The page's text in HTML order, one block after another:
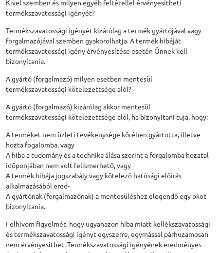
Kivel szemben és milyen egyéb feltétellel érvényesítheti
termékszavatossági igényét?
Termékszavatossági igényét kizárólag a termék gyártójával vagy
forgalmazójával szemben gyakorolhatja. A termék hibáját
termékszavatossági igény érvényesítése esetén Önnek kell
bizonyítania.
A gyártó (forgalmazó) milyen esetben mentesül
termékszavatossági kötelezettsége alól?
A gyártó (forgalmazó) kizárólag akkor mentesül
termékszavatossági kötelezettsége alól, ha bizonyítani tuja, hogy:
A terméket nem üzleti tevékenysége körében gyártotta, illetve
hozta fogalomba, vagy
A hiba a tudomány és a technika álása szerint a forgalomba hozatal
időponjában nem volt felismerhető, vagy
A termék hibája jogszabály vagy kötelező hatósági előírás
alkalmazásából ered-
A gyártónak (forgalmazónak) a mentesüléshez elegendő egy okot
bizonyítania.
Felhívom figyelmét, hogy ugyanazon hiba miatt kellékszavatossági
és termékszavatossági igényt egyszerre, egymással párhuzamosan
nem érvényesíthet. Termékszavatossági igényének eredményes